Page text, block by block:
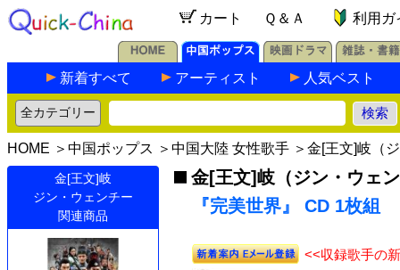
カート Ｑ＆Ａ 利用ガ
新着すべて アーティスト 人気ベスト
HOME ＞ 中国ポップス ＞ 中国大陸 女性歌手 ＞ 金[王文]岐（
金[王文]岐
ジン・ウェンチー
関連商品
金[王文]岐（ジン・ウェ
『完美世界』 CD 1枚組
<<収録歌手の